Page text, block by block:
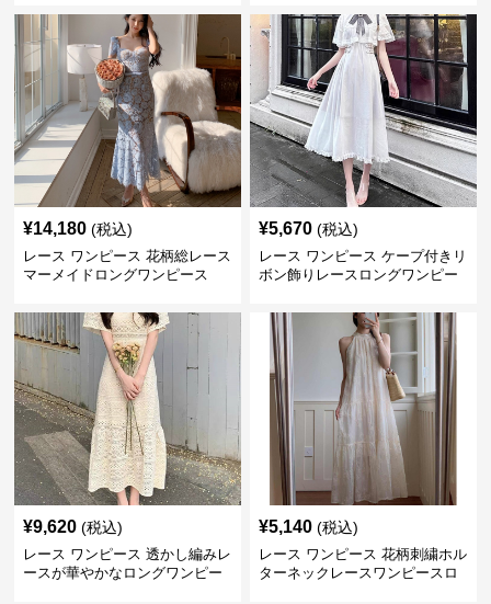
¥14,180 (税込)
レース ワンピース 花柄総レース
マーメイドロングワンピース
¥5,670 (税込)
レース ワンピース ケープ付きリ
ボン飾りレースロングワンピー
¥9,620 (税込)
レース ワンピース 透かし編みレ
ースが華やかなロングワンピー
¥5,140 (税込)
レース ワンピース 花柄刺繍ホル
ターネックレースワンピースロ